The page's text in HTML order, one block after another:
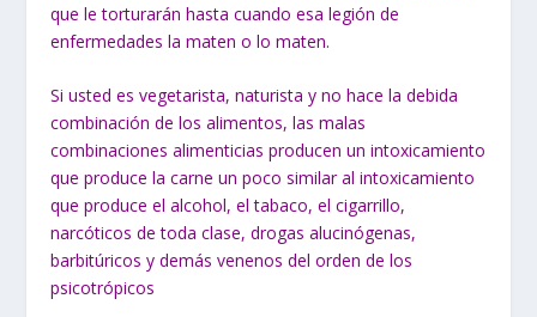
que le torturarán hasta cuando esa legión de
enfermedades la maten o lo maten.
Si usted es vegetarista, naturista y no hace la debida
combinación de los alimentos, las malas
combinaciones alimenticias producen un intoxicamiento
que produce la carne un poco similar al intoxicamiento
que produce el alcohol, el tabaco, el cigarrillo,
narcóticos de toda clase, drogas alucinógenas,
barbitúricos y demás venenos del orden de los
psicotrópicos